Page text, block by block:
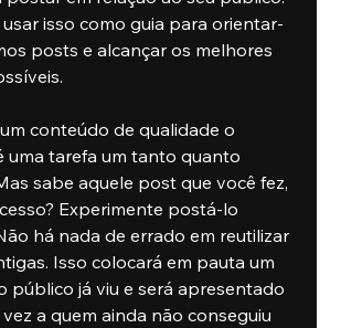
isso como guia para orientar-
posts e alcançar os melhores
conteúdo de qualidade o
uma tarefa um tanto quanto
sabe aquele post que você fez,
Experimente postá-lo
há nada de errado em reutilizar
Isso colocará em pauta um
público já viu e será apresentado
a quem ainda não conseguiu